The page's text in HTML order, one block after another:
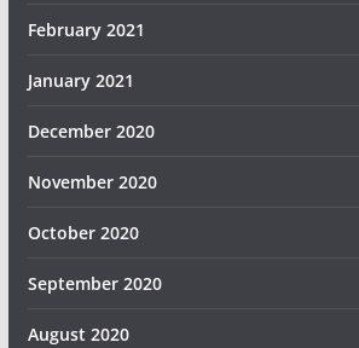
February 2021
January 2021
December 2020
November 2020
October 2020
September 2020
August 2020